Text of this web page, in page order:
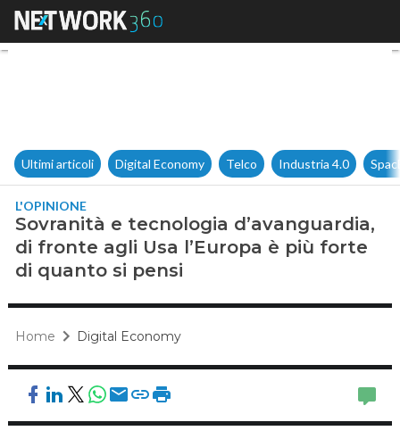
Sovranità e tecnologia
Ultimi articoli Digital Economy Telco Industria 4.0
L'OPINIONE
Sovranità e tecnologia d’avanguardia,
di fronte agli Usa l’Europa è più forte
di quanto si pensi
Home Digital Economy